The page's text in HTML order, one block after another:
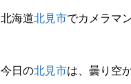
北海道北見市でカメラマ
今日の北見市は、曇り空